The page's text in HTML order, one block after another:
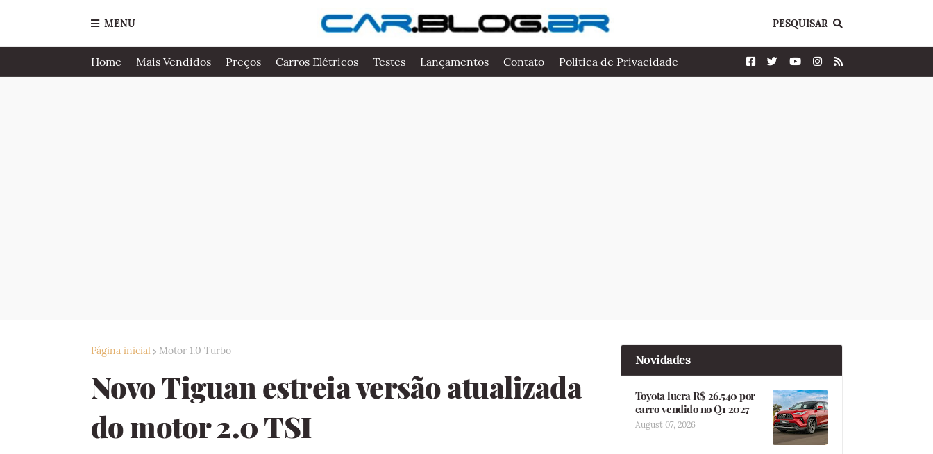
MENU PESQUISAR
Home Mais Vendidos Preços Carros Elétricos Testes Lançamentos Contato Politica de Privacidade
Página inicial Motor 1.0 Turbo
Novo Tiguan estreia versão atualizada
do motor 2.0 TSI
Novidades
Toyota lucra R$ 26.540 por
carro vendido no Q1 2027
August 07, 2026